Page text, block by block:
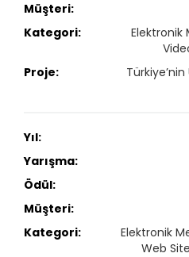
Elektronik
Web